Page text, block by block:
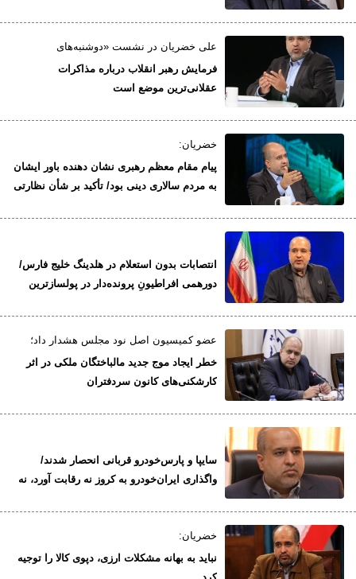
علی خضریان در نشست «دوشنبه‌های
دانشگاهی» مطرح کرد؛
فرمایش رهبر انقلاب درباره مذاکرات
عقلانی‌ترین موضع است
خضریان:
پیام مقام معظم رهبری نشان دهنده باور ایشان
به مردم سالاری دینی بود/ تأکید بر شأن نظارتی
انتصابات بدون استعلام در هلدینگ خلیج فارس/
دورهمی افراطیونِ پرونده‌دار در پولسازترین
عضو کمیسیون اصل نود مجلس هشدار داد؛
خطر ایجاد موج جدید مالباختگان ملکی در اثر
کارشکنی‌های کانون سردفتران
سایپا و پارس‌خودرو قربانی انحصار شدند/
واگذاری ایران‌خودرو به کروز نه رقابت آورد، نه
خضریان:
نباید به بهانه مشکلات ارزی، دپوی کالا را توجیه